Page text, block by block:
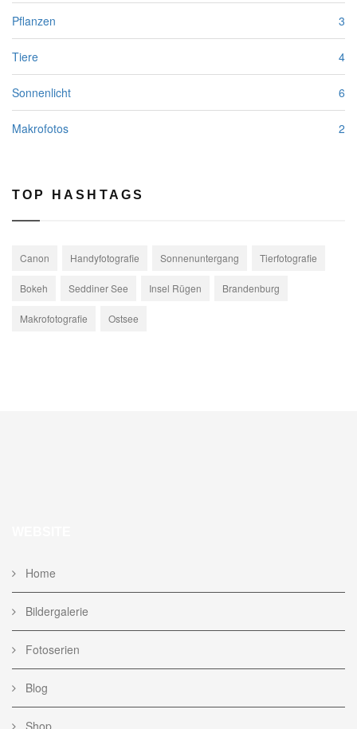
Pflanzen 3
Tiere 4
Sonnenlicht 6
Makrofotos 2
TOP HASHTAGS
Canon Handyfotografie Sonnenuntergang Tierfotografie
Bokeh Seddiner See Insel Rügen Brandenburg
Makrofotografie Ostsee
Home
Bildergalerie
Fotoserien
Blog